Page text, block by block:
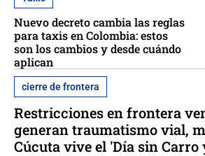
Nuevo decreto cambia las reglas
para taxis en Colombia: estos
son los cambios y desde cuándo
aplican
cierre de frontera
Restricciones en frontera
generan traumatismo vial,
Cúcuta vive el 'Día sin Carro